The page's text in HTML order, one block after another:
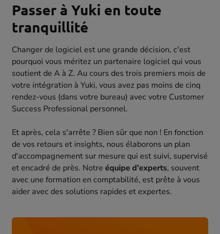
Passer à Yuki en toute
tranquillité
Changer de logiciel est une grande décision, c'est
pourquoi vous méritez un partenaire logiciel qui vous
soutient de A à Z. Au cours des trois premiers mois de
votre intégration à Yuki, vous avez pas moins de cinq
rendez-vous (dans votre bureau) avec votre Customer
Success Professional personnel.
Et après, cela s'arrête ? Bien sûr que non ! En fonction
de vos retours et insights, nous élaborons un plan
d'accompagnement sur mesure qui est suivi, supervisé
et encadré de près. Notre équipe d'experts, souvent
avec une formation en comptabilité, est prête à vous
aider avec des solutions rapides et expertes.